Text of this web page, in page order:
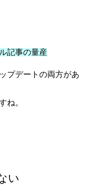
記事の量産
プデートの両方があ
ね。
い